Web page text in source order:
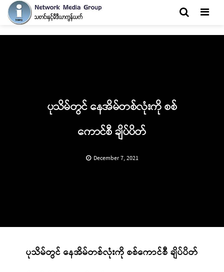
ပုသိမ်တွင် နေအိမ်တစ်လုံးကို စစ်
ကောင်စီ ချိပ်ပိတ်
December 7, 2021
ပုသိမ်တွင် နေအိမ်တစ်လုံးကို စစ်ကောင်စီ ချိပ်ပိတ်